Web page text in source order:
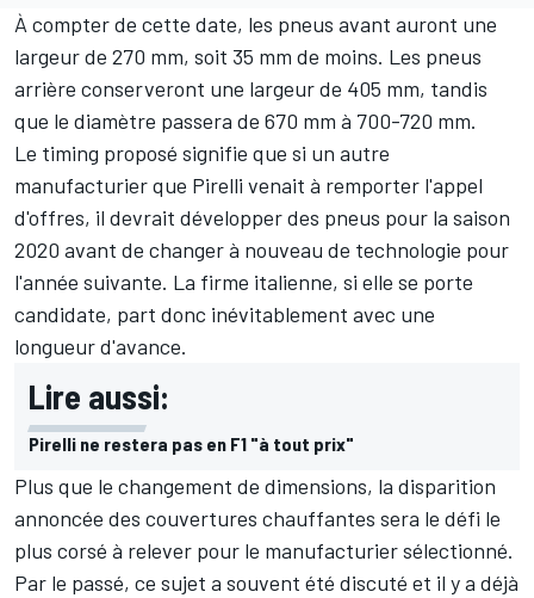
À compter de cette date, les pneus avant auront une
largeur de 270 mm, soit 35 mm de moins. Les pneus
arrière conserveront une largeur de 405 mm, tandis
que le diamètre passera de 670 mm à 700-720 mm.
Le timing proposé signifie que si un autre
manufacturier que Pirelli venait à remporter l'appel
d'offres, il devrait développer des pneus pour la saison
2020 avant de changer à nouveau de technologie pour
l'année suivante. La firme italienne, si elle se porte
candidate, part donc inévitablement avec une
longueur d'avance.
Lire aussi:
Pirelli ne restera pas en F1 "à tout prix"
Plus que le changement de dimensions, la disparition
annoncée des couvertures chauffantes sera le défi le
plus corsé à relever pour le manufacturier sélectionné.
Par le passé, ce sujet a souvent été discuté et il y a déjà